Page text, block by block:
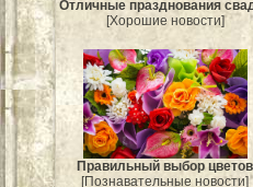
Отличные празднования
[Хорошие новости]
Правильный выбор цветов
[Познавательные новости]